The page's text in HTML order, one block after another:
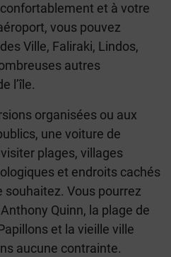
et à votre
vous pouvez
Ville, Faliraki, Lindos,
autres
l’île.
organisées ou aux
une voiture de
plages, villages
et endroits cachés
souhaitez. Vous pourrez
Quinn, la plage de
et la vieille ville
aucune contrainte.